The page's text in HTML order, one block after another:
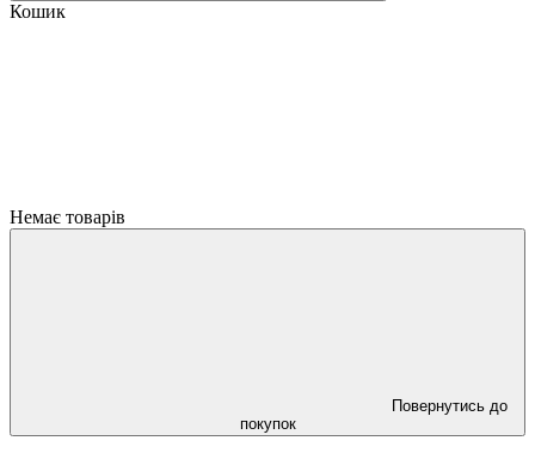
Кошик
Немає товарів
Повернутись до
покупок